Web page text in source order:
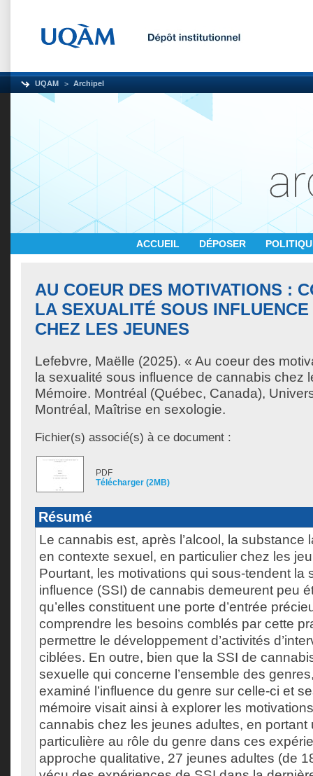
UQAM Archipel
ACCUEIL DÉPOSER
AU COEUR DES MOTIVATIONS :
LA SEXUALITÉ SOUS
CHEZ LES JEUNES
Lefebvre, Maëlle (2025). « Au coeur des
la sexualité sous influence de cannabis chez
Mémoire. Montréal (Québec, Canada),
Montréal, Maîtrise en sexologie.
Fichier(s) associé(s) à ce document :
PDF
Télécharger (2MB)
Résumé
Le cannabis est, après l’alcool, la substance
en contexte sexuel, en particulier chez les
Pourtant, les motivations qui sous-tendent la
influence (SSI) de cannabis demeurent peu
qu’elles constituent une porte d’entrée
comprendre les besoins comblés par cette
permettre le développement d’activités
ciblées. En outre, bien que la SSI de
sexuelle qui concerne l’ensemble des
examiné l’influence du genre sur celle-ci et
mémoire visait ainsi à explorer les
cannabis chez les jeunes adultes, en portant
particulière au rôle du genre dans ces
approche qualitative, 27 jeunes adultes (de